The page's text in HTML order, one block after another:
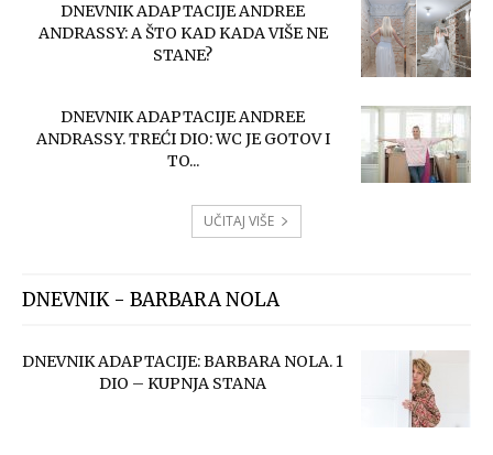
DNEVNIK ADAPTACIJE ANDREE
ANDRASSY: A ŠTO KAD KADA VIŠE NE
STANE?
DNEVNIK ADAPTACIJE ANDREE
ANDRASSY. TREĆI DIO: WC JE GOTOV I
TO...
UČITAJ VIŠE
DNEVNIK - BARBARA NOLA
DNEVNIK ADAPTACIJE: BARBARA NOLA. 1
DIO – KUPNJA STANA